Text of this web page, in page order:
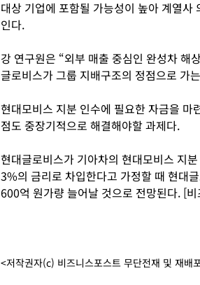
대상 기업에 포함될 가능성이 높아 계열
인다.
강 연구원은 “외부 매출 중심인 완성차 해
글로비스가 그룹 지배구조의 정점으로 가
현대모비스 지분 인수에 필요한 자금을
점도 중장기적으로 해결해야할 과제다.
현대글로비스가 기아차의 현대모비스 지
3%의 금리로 차입한다고 가정할 때 현대
600억 원가량 늘어날 것으로 전망된다. [
<저작권자(c) 비즈니스포스트 무단전재 및 재배